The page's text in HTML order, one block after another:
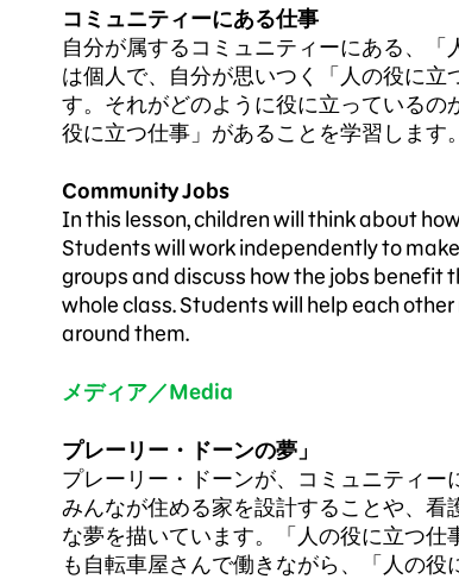
コミュニティーにある仕事
自分が属するコミュニティーにある、
は個人で、自分が思いつく「人の役に
す。それがどのように役に立っている
役に立つ仕事」があることを学習します。
Community Jobs
In this lesson, children will think about
Students will work independently to
groups and discuss how the jobs benefit
whole class. Students will help each
around them.
メディア／Media
プレーリー・ドーンの夢」
プレーリー・ドーンが、コミュニティー
みんなが住める家を設計することや、
な夢を描いています。「人の役に立つ
も自転車屋さんで働きながら、「人の役